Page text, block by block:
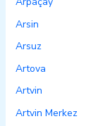
Arsin
Arsuz
Artova
Artvin
Artvin Merkez